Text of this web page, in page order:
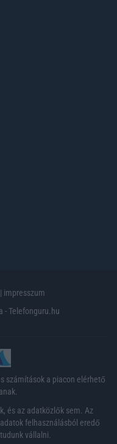
| impresszum
- Telefonguru.hu
számítások a piacon elérhető
és az adatközlők sem. Az
felhasználásból eredő
vállalni.